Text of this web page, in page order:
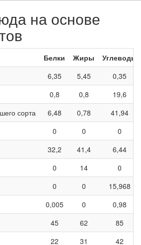
на основе
Белки Жиры
Углеводы
6,35 5,45
0,35
0,8 0,8
19,6
сорта
6,48 0,78
41,94
0 0
0
32,2 41,4
6,44
0 14
0
0 0
15,968
0,005 0
0,98
45 62
85
22 31
42